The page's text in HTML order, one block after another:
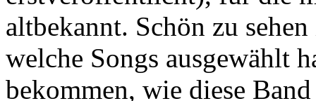
altbekannt. Schön zu
welche Songs ausgewählt
bekommen, wie diese